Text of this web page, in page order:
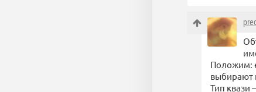
Положим:
выбирают
Тип квази